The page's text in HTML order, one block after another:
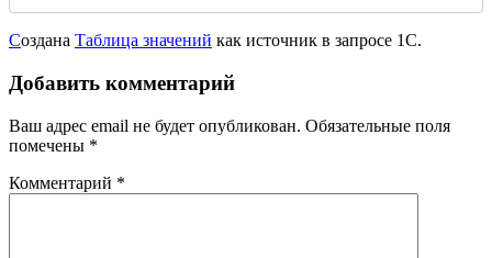
Создана Таблица значений как источник в запросе 1С.
Добавить комментарий
Ваш адрес email не будет опубликован. Обязательные поля
помечены *
Комментарий *